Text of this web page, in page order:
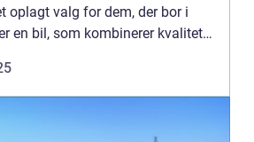
oplagt valg for dem, der bor i
en bil, som kombinerer kvalitet,